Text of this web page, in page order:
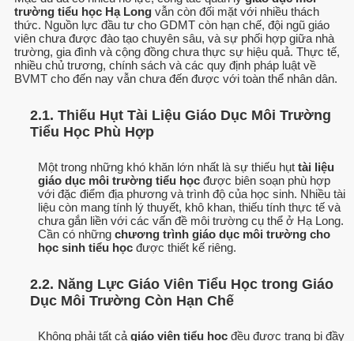
trường tiểu học Hạ Long vẫn còn đối mặt với nhiều thách
thức. Nguồn lực đầu tư cho GDMT còn hạn chế, đội ngũ giáo
viên chưa được đào tạo chuyên sâu, và sự phối hợp giữa nhà
trường, gia đình và cộng đồng chưa thực sự hiệu quả. Thực tế,
nhiều chủ trương, chính sách và các quy định pháp luật về
BVMT cho đến nay vẫn chưa đến được với toàn thể nhân dân.
2.1. Thiếu Hụt Tài Liệu Giáo Dục Môi Trường
Tiểu Học Phù Hợp
Một trong những khó khăn lớn nhất là sự thiếu hụt tài liệu
giáo dục môi trường tiểu học được biên soạn phù hợp
với đặc điểm địa phương và trình độ của học sinh. Nhiều tài
liệu còn mang tính lý thuyết, khô khan, thiếu tính thực tế và
chưa gắn liền với các vấn đề môi trường cụ thể ở Hạ Long.
Cần có những chương trình giáo dục môi trường cho
học sinh tiểu học được thiết kế riêng.
2.2. Năng Lực Giáo Viên Tiểu Học trong Giáo
Dục Môi Trường Còn Hạn Chế
Không phải tất cả giáo viên tiểu học đều được trang bị đầy